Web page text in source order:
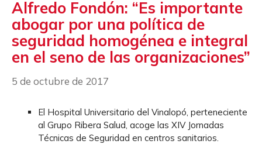
Alfredo Fondón: “Es importante
abogar por una política de
seguridad homogénea e integral
en el seno de las organizaciones”
5 de octubre de 2017
El Hospital Universitario del Vinalopó, perteneciente
al Grupo Ribera Salud, acoge las XIV Jornadas
Técnicas de Seguridad en centros sanitarios.